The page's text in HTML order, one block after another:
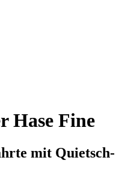
Hase Fine
mit Quietsch-